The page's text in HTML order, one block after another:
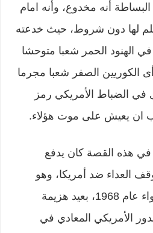
أنه مخدوع، وأنه امام
لها دون شروط، حيث خدعته
في الهنود الحمر شعبا متوحشا
الكوريين الصفر شعبا مجرما
في الضباط الأمريكي رمز
ان يعيش على موت هؤلاء.
هذه القصة كان يدفع
العداء ضد أمريكا، وهو
ينشر هذه القصة في أجواء عام 1968، بعيد هزيمة
الأمريكي المعادي في